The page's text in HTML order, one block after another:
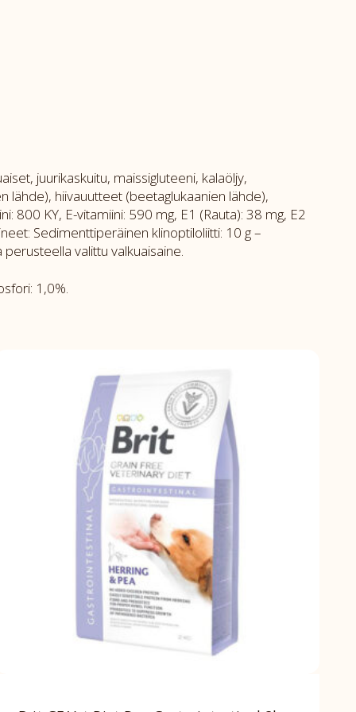
juurikaskuitu, maissigluteeni, kalaöljy,
lähde), hiivauutteet (beetaglukaanien lähde),
800 KY, E-vitamiini: 590 mg, E1 (Rauta): 38 mg, E2
Sedimenttiperäinen klinoptiloliitti: 10 g –
valittu valkuaisaine.
1,0%.